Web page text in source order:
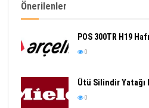
Önerilenler
POS 300TR H19
0
Ütü Silindir Yatağı
0